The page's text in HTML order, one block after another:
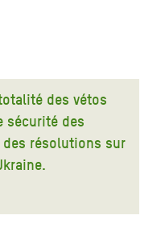
des vétos
sécurité des
des résolutions sur